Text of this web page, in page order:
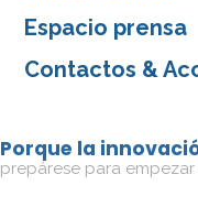
Espacio prensa
Contactos &
Porque la
prepárese para